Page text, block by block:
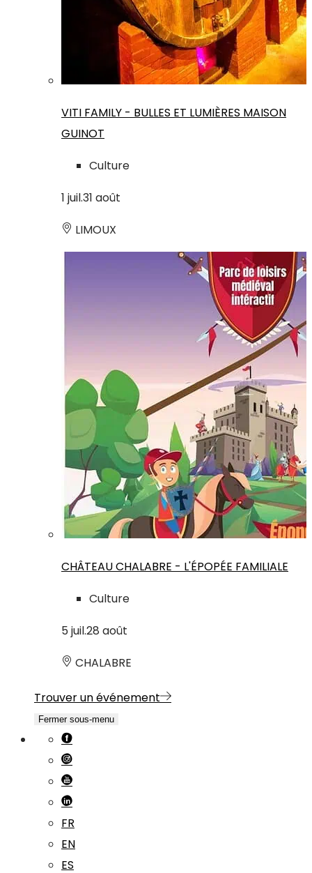
VITI FAMILY - BULLES ET LUMIÈRES MAISON
GUINOT
Culture
1 juil.31 août
LIMOUX
CHÂTEAU CHALABRE - L'ÉPOPÉE FAMILIALE
Culture
5 juil.28 août
CHALABRE
Trouver un événement
Fermer sous-menu
FR
EN
ES